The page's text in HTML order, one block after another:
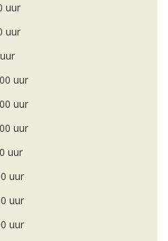
uur
uur
uur
uur
uur
uur
uur
uur
uur